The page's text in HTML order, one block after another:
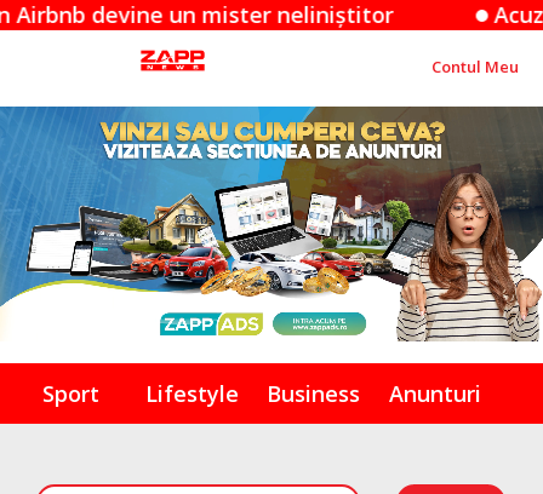
devine un mister neliniștitor Acuzațiile
Contul Meu
Sport Lifestyle Business Anunturi